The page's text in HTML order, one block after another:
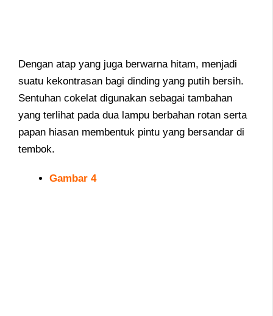
Dengan atap yang juga berwarna hitam, menjadi
suatu kekontrasan bagi dinding yang putih bersih.
Sentuhan cokelat digunakan sebagai tambahan
yang terlihat pada dua lampu berbahan rotan serta
papan hiasan membentuk pintu yang bersandar di
tembok.
Gambar 4